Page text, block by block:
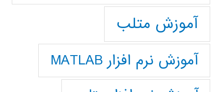
آموزش متلب
آموزش نرم افزار MATLAB